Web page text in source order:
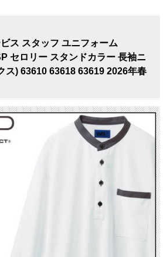
ス スタッフ ユニフォーム
セロリー スタンドカラー 長袖ニ
ス) 63610 63618 63619 2026年春